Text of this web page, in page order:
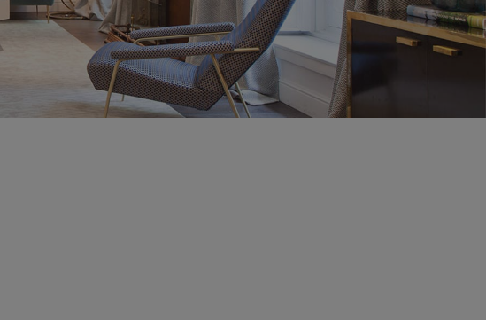
madrid 2019
madrid 2018
madrid 2017
madrid 2016